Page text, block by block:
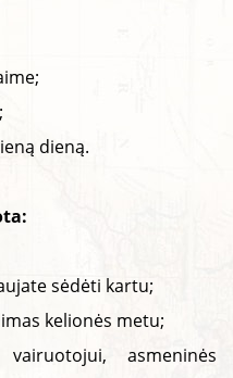
dieną.
sėdėti kartu;
kelionės metu;
asmeninės